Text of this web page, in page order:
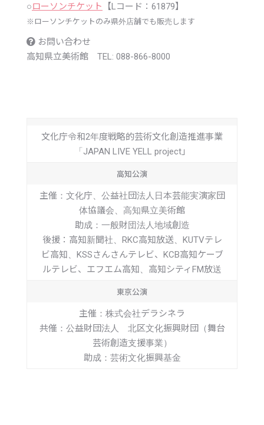
○ローソンチケット 【Lコード：61879】
※ ローソンチケットのみ県外店舗でも販売します
お問い合わせ
高知県立美術館 TEL: 088-866-8000
文化庁令和2年度戦略的芸術文化創造推進事業
「JAPAN LIVE YELL project」
高知公演
主催：文化庁、公益社団法人日本芸能実演家団
体協議会、高知県立美術館
助成：一般財団法人地域創造
後援：高知新聞社、RKC高知放送、KUTVテレ
ビ高知、KSSさんさんテレビ、KCB高知ケーブ
ルテレビ、エフエム高知、高知シティFM放送
東京公演
主催：株式会社デラシネラ
共催：公益財団法人 北区文化振興財団（舞台
芸術創造支援事業）
助成：芸術文化振興基金